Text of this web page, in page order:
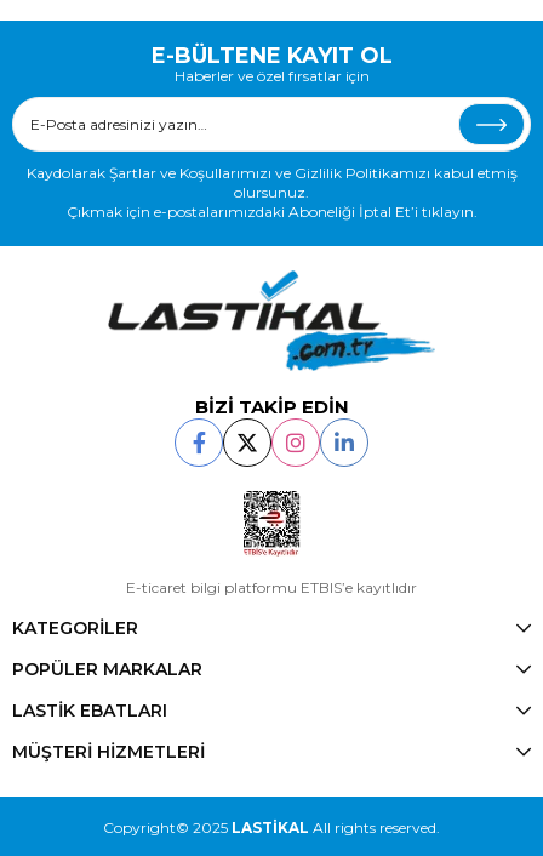
E-BÜLTENE KAYIT OL
Haberler ve özel fırsatlar için
Kaydolarak Şartlar ve Koşullarımızı ve Gizlilik Politikamızı kabul etmiş
olursunuz.
Çıkmak için e-postalarımızdaki Aboneliği İptal Et’i tıklayın.
BİZİ TAKİP EDİN
E-ticaret bilgi platformu ETBIS’e kayıtlıdır
KATEGORİLER
POPÜLER MARKALAR
LASTİK EBATLARI
MÜŞTERİ HİZMETLERİ
Copyright© 2025 LASTİKAL All rights reserved.